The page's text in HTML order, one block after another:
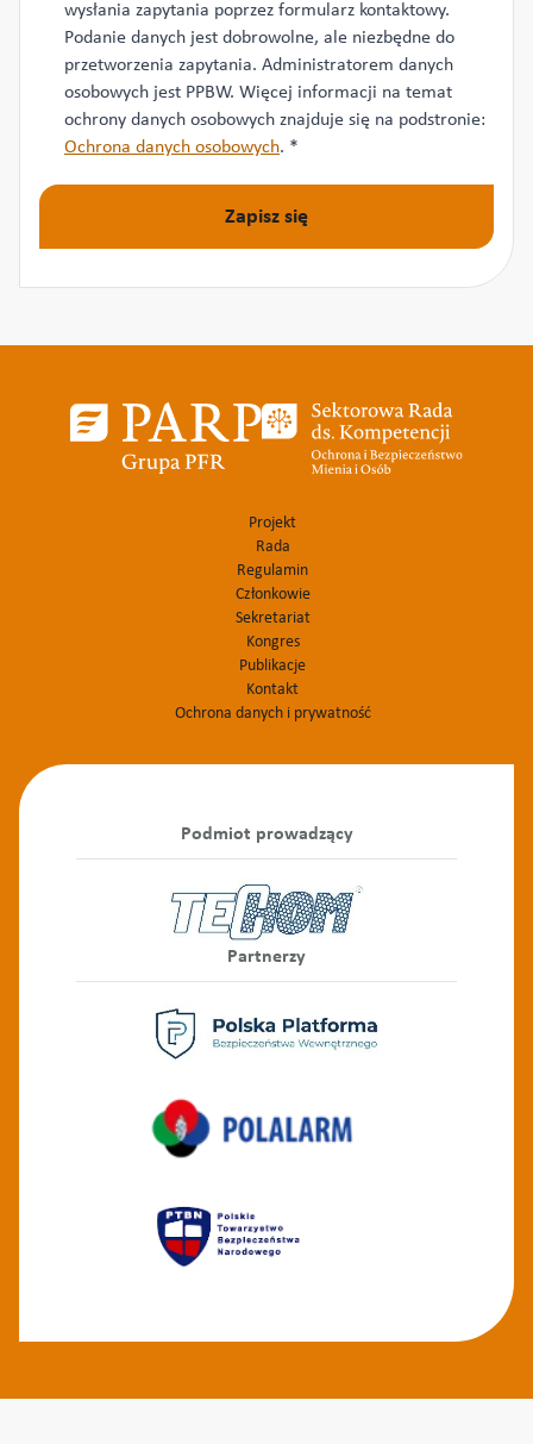
wysłania zapytania poprzez formularz kontaktowy.
Podanie danych jest dobrowolne, ale niezbędne do
przetworzenia zapytania. Administratorem danych
osobowych jest PPBW. Więcej informacji na temat
ochrony danych osobowych znajduje się na podstronie:
Ochrona danych osobowych. *
Zapisz się
Projekt
Rada
Regulamin
Członkowie
Sekretariat
Kongres
Publikacje
Kontakt
Ochrona danych i prywatność
Podmiot prowadzący
Partnerzy